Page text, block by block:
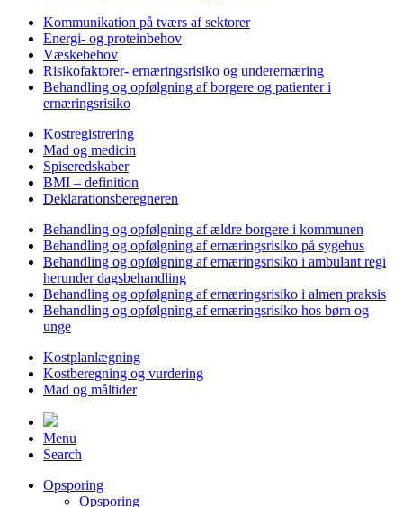
Kommunikation på tværs af sektorer
Energi- og proteinbehov
Væskebehov
Risikofaktorer- ernæringsrisiko og underernæring
Behandling og opfølgning af borgere og patienter i
ernæringsrisiko
Kostregistrering
Mad og medicin
Spiseredskaber
BMI – definition
Deklarationsberegneren
Behandling og opfølgning af ældre borgere i kommunen
Behandling og opfølgning af ernæringsrisiko på sygehus
Behandling og opfølgning af ernæringsrisiko i ambulant regi
herunder dagsbehandling
Behandling og opfølgning af ernæringsrisiko i almen praksis
Behandling og opfølgning af ernæringsrisiko hos børn og
unge
Kostplanlægning
Kostberegning og vurdering
Mad og måltider
Menu
Search
Opsporing
Opsporing